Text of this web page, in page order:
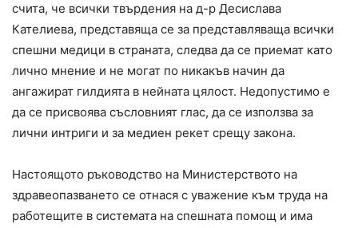
счита, че всички твърдения на д-р Десислава
Кателиева, представяща се за представляваща всички
спешни медици в страната, следва да се приемат като
лично мнение и не могат по никакъв начин да
ангажират гилдията в нейната цялост. Недопустимо е
да се присвоява съсловният глас, да се използва за
лични интриги и за медиен рекет срещу закона.
Настоящото ръководство на Министерството на
здравеопазването се отнася с уважение към труда на
работещите в системата на спешната помощ и има